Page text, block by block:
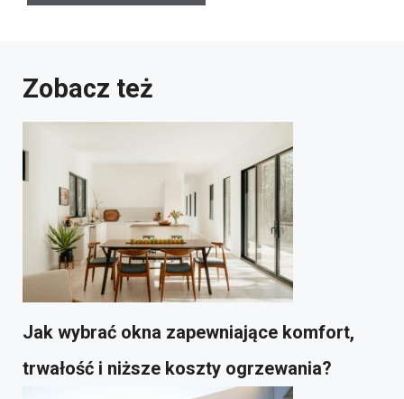
Zobacz też
Jak wybrać okna zapewniające komfort,
trwałość i niższe koszty ogrzewania?